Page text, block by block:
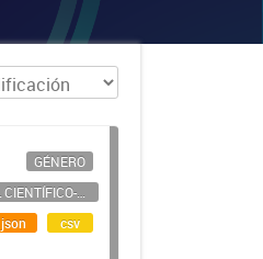
GÉNERO
PERSONAL CIENTÍFICO-TECNOLÓGICO
json
csv